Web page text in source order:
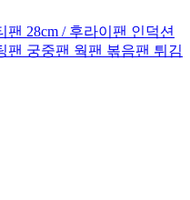
28cm / 후라이팬 인덕션
팬 궁중팬 웍팬 볶음팬 튀김